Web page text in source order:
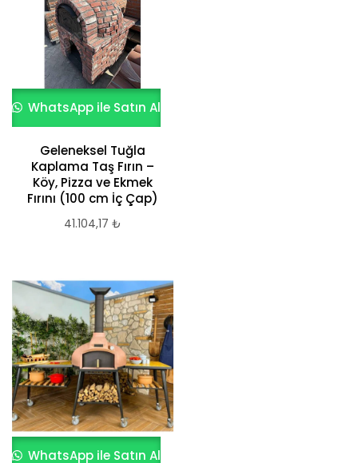
WhatsApp ile Satın Al
Geleneksel Tuğla
Kaplama Taş Fırın –
Köy, Pizza ve Ekmek
Fırını (100 cm İç Çap)
41.104,17 ₺
WhatsApp ile Satın Al